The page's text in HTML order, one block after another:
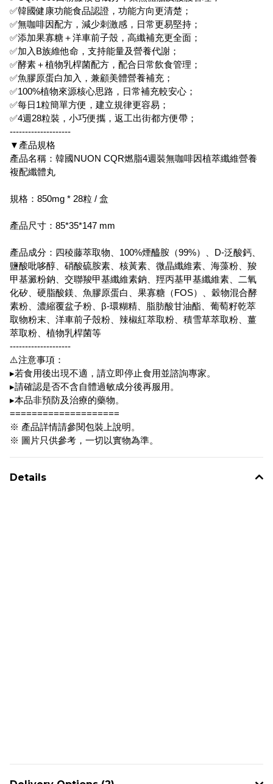
✅韓國健康功能食品認證，功能方向更清楚；
✅無咖啡因配方，減少刺激感，日常更易堅持；
✅添加果寡糖＋洋車前子殼，高纖補充更全面；
✅加入B族維他命，支持能量及營養代謝；
✅酵素＋植物乳桿菌配方，配合日常飲食管理；
✅魚膠原蛋白加入，兼顧美體營養補充；
✅100%植物來源核心思路，日常補充較安心；
✅每日1粒簡單方便，建立規律更容易；
✅4週28粒裝，小巧便攜，返工出街都方便帶；
--------------------
▼產品規格
產品名稱：韓國NUON CQR燃脂4週裝無咖啡因植萃纖維營養
複配纖體丸
規格：850mg * 28粒 / 盒
產品尺寸：85*35*147 mm
產品成分：四稜藤萃取物、100%煙醯胺（99%）、D-泛酸鈣、
鹽酸吡哆醇、硝酸硫胺素、核黃素、微晶纖維素、海藻粉、羧
甲基澱粉鈉、交聯羧甲基纖維素鈉、羥丙基甲基纖維素、二氧
化矽、硬脂酸鎂、魚膠原蛋白、果寡糖（FOS）、穀物混合酵
素粉、濃縮覆盆子粉、β-環糊精、脂肪酸甘油酯、葡萄籽乾萃
取物粉末、洋車前子殼粉、辣椒紅萃取粉、積雪草萃取粉、薑
萃取粉、植物乳桿菌等
--------------------
⚠️注意事項：
▸若食用後出現不適，請立即停止食用並諮詢專家。
▸請確認是否不含自體過敏成分後再服用。
▸本品非預防及治療的藥物。
====================
※ 產品詳情請參閱包裝上說明。
※ 圖片只供參考，一切以實物為準。
Details